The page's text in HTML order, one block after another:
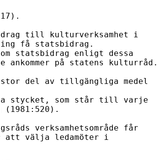
till kulturverksamhet i
få statsbidrag.
statsbidrag enligt dessa
på statens kulturråd.
stor del av tillgängliga medel
stycket, som står till varje
(1981:520).
verksamhetsområde får
att välja ledamöter i